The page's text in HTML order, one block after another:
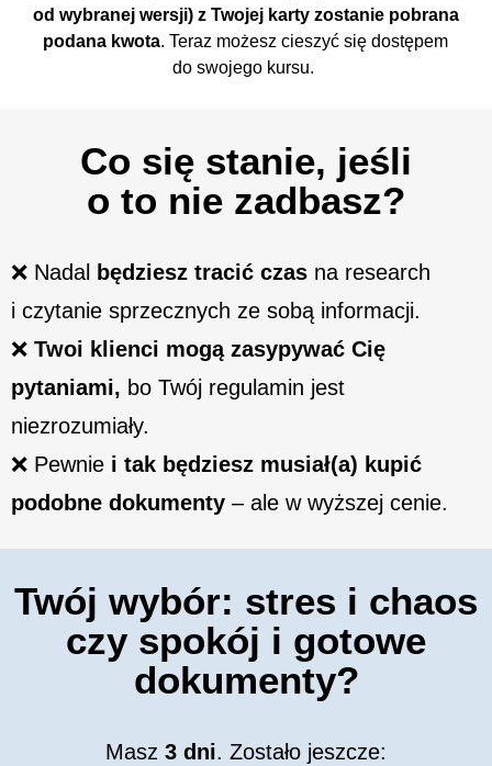
od wybranej wersji) z Twojej karty zostanie pobrana
podana kwota. Teraz możesz cieszyć się dostępem
do swojego kursu.
Co się stanie, jeśli
o to nie zadbasz?
❌ Nadal będziesz tracić czas na research
i czytanie sprzecznych ze sobą informacji.
❌ Twoi klienci mogą zasypywać Cię
pytaniami, bo Twój regulamin jest
niezrozumiały.
❌ Pewnie i tak będziesz musiał(a) kupić
podobne dokumenty – ale w wyższej cenie.
Twój wybór: stres i chaos
czy spokój i gotowe
dokumenty?
Masz 3 dni. Zostało jeszcze: